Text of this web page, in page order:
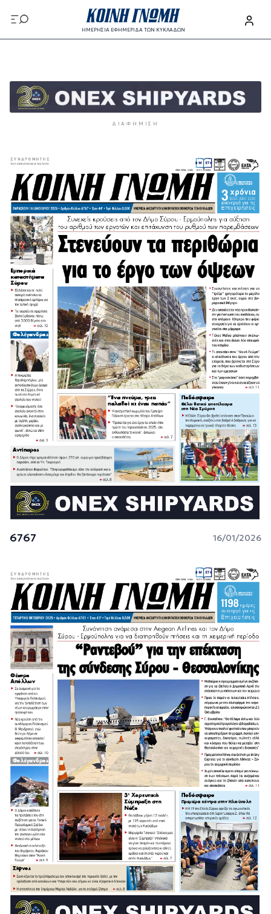
Παράκαμψη προς το κυρίως περιεχόμενο
ΗΜΕΡΗΣΙΑ ΕΦΗΜΕΡΙΔΑ ΤΩΝ ΚΥΚΛΑΔΩΝ
ΔΙΑΦΉΜΙΣΗ
6767 16/01/2026